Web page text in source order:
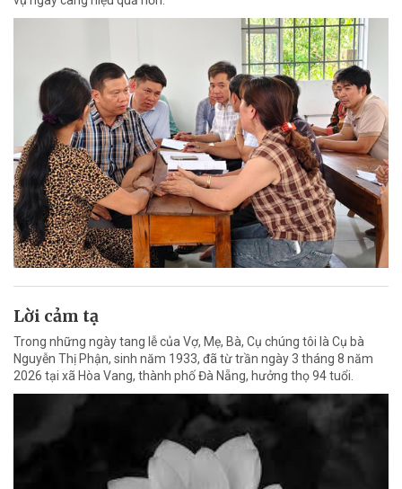
Lời cảm tạ
Trong những ngày tang lễ của Vợ, Mẹ, Bà, Cụ chúng tôi là Cụ bà
Nguyễn Thị Phận, sinh năm 1933, đã từ trần ngày 3 tháng 8 năm
2026 tại xã Hòa Vang, thành phố Đà Nẵng, hưởng thọ 94 tuổi.